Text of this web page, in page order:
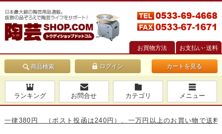
お買物方法 お支払い･送料
商品検索 カートを見る
ランキング お問合せ カテゴリ メニュー
380円 （ポスト投函は240円）、一万円以上のお買い物で送料無料